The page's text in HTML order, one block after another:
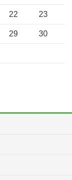
22 23
29 30